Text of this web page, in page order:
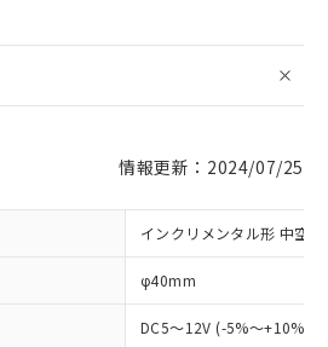
情報更新：2024/07/25
インクリメンタル形 中空
φ40mm
DC5～12V (-5%～+10%)